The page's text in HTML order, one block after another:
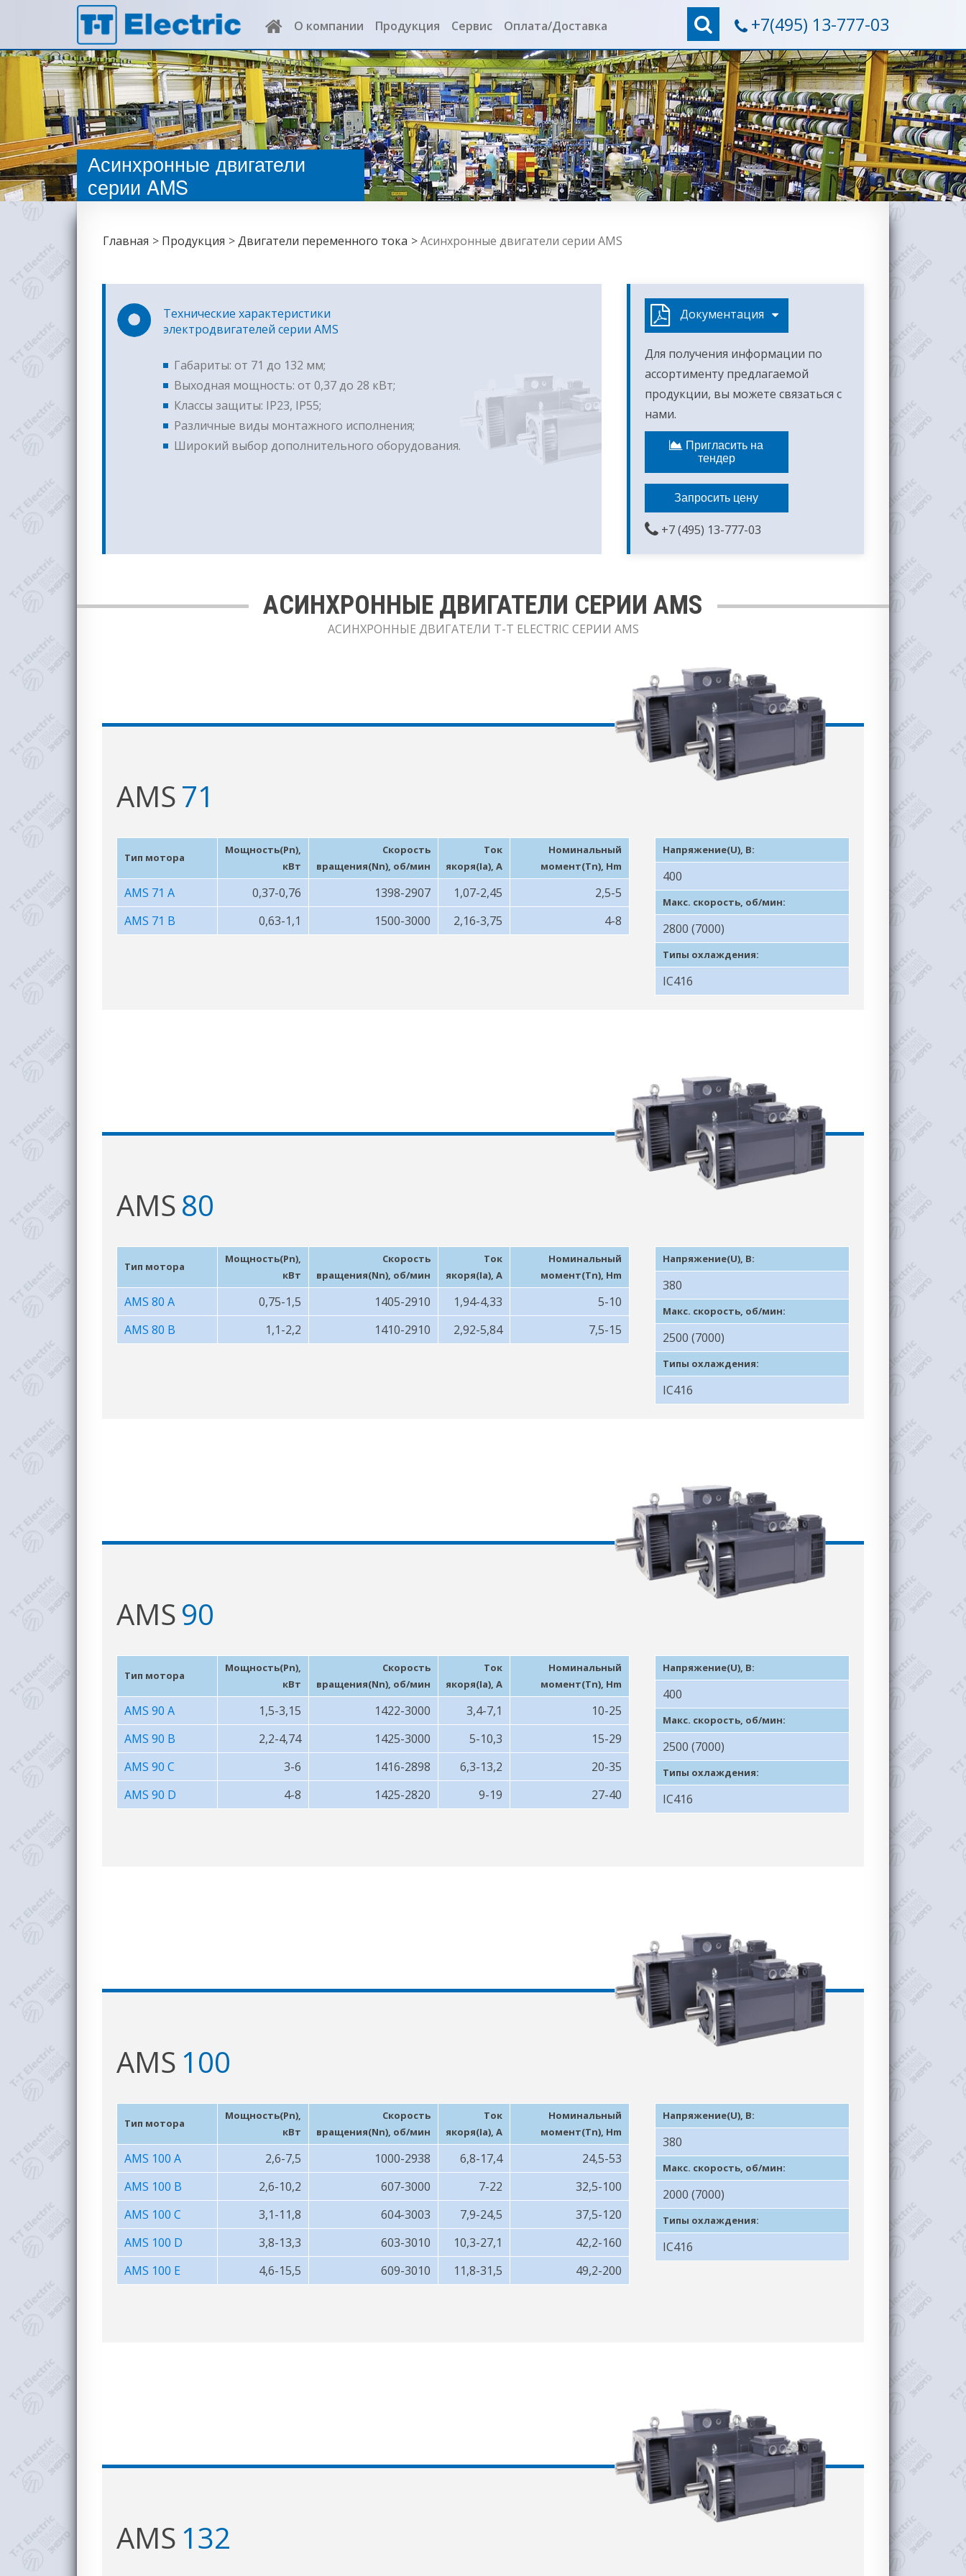
О компании Продукция Сервис Оплата/Доставка
Контакты
+7(495) 13-777-03
Асинхронные двигатели
серии AMS
Главная Продукция Двигатели переменного тока Асинхронные двигатели серии AMS
Технические характеристики
электродвигателей серии AMS
Габариты: от 71 до 132 мм;
Выходная мощность: от 0,37 до 28 кВт;
Классы защиты: IP23, IP55;
Различные виды монтажного исполнения;
Широкий выбор дополнительного оборудования.
Документация
Для получения информации по
ассортименту предлагаемой
продукции, вы можете связаться с
нами.
Пригласить на
тендер
Запросить цену
+7 (495) 13-777-03
АСИНХРОННЫЕ ДВИГАТЕЛИ СЕРИИ AMS
АСИНХРОННЫЕ ДВИГАТЕЛИ T-T ELECTRIC СЕРИИ AMS
AMS71
Тип мотора
Мощность(Pn),
кВт
Скорость
вращения(Nn), об/мин
Ток
якоря(Ia), A
Номинальный
момент(Tn), Hm
AMS 71 A 0,37-0,76 1398-2907 1,07-2,45
2,5-5
AMS 71 B
0,63-1,1 1500-3000 2,16-3,75 4-8
Напряжение(U), В:
400
Макс. скорость, об/мин:
2800 (7000)
Типы охлаждения:
IC416
AMS80
Тип мотора
Мощность(Pn),
кВт
Скорость
вращения(Nn), об/мин
Ток
якоря(Ia), A
Номинальный
момент(Tn), Hm
AMS 80 A 0,75-1,5 1405-2910 1,94-4,33
5-10
AMS 80 B
1,1-2,2 1410-2910 2,92-5,84 7,5-15
Напряжение(U), В:
380
Макс. скорость, об/мин:
2500 (7000)
Типы охлаждения:
IC416
AMS90
Тип мотора
Мощность(Pn),
кВт
Скорость
вращения(Nn), об/мин
Ток
якоря(Ia), A
Номинальный
момент(Tn), Hm
AMS 90 A 1,5-3,15 1422-3000 3,4-7,1
10-25
AMS 90 B
2,2-4,74 1425-3000 5-10,3
15-29
AMS 90 C
3-6 1416-2898 6,3-13,2
20-35
AMS 90 D
4-8 1425-2820 9-19 27-40
Напряжение(U), В:
400
Макс. скорость, об/мин:
2500 (7000)
Типы охлаждения:
IC416
AMS 100
Тип мотора
Мощность(Pn),
кВт
Скорость
вращения(Nn), об/мин
Ток
якоря(Ia), A
Номинальный
момент(Tn), Hm
AMS 100 A 2,6-7,5 1000-2938 6,8-17,4
24,5-53
AMS 100 B
2,6-10,2 607-3000 7-22
32,5-100
AMS 100 C
3,1-11,8 604-3003 7,9-24,5
37,5-120
AMS 100 D
3,8-13,3 603-3010 10,3-27,1
42,2-160
AMS 100 E
4,6-15,5 609-3010 11,8-31,5 49,2-200
Напряжение(U), В:
380
Макс. скорость, об/мин:
2000 (7000)
Типы охлаждения:
IC416
AMS 132